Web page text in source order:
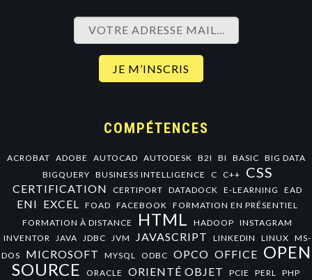
COMPÉTENCES
ACROBAT ADOBE AUTOCAD AUTODESK B2I BI BASIC BIG DATA
BIGQUERY BUSINESS INTELLIGENCE C C++ CSS
CERTIFICATION CERTIPORT DATADOCK E-LEARNING EAD
ENI EXCEL FOAD FACEBOOK
FORMATION EN PRÉSENTIEL
FORMATION À DISTANCE
HTML HADOOP INSTAGRAM
INVENTOR
JAVA JDBC JVM JAVASCRIPT LINKEDIN LINUX MS-
DOS
MICROSOFT MYSQL ODBC OPCO OFFICE OPEN
SOURCE
ORACLE ORIENTÉ OBJET PCIE PERL
PHP